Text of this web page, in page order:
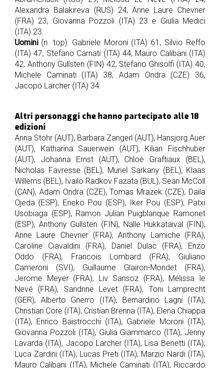
Alexandra Balakireva (RUS) 24, Anne Laure Chevrier
(FRA) 23, Giovanna Pozzoli (ITA) 23 e Giulia Medici
(ITA) 23.
Uomini (n. top): Gabriele Moroni (ITA) 61, Silvio Reffo
(ITA) 47, Stefano Carnati (ITA) 44, Mauro Calibani (ITA)
42, Anthony Gullsten (FIN) 42, Stefano Ghisolfi (ITA) 40,
Michele Caminati (ITA) 38, Adam Ondra (CZE) 36,
Jacopo Larcher (ITA) 34.
Altri personaggi che hanno partecipato alle 18
edizioni
Anna Stohr (AUT), Barbara Zangerl (AUT), Hansjorg Auer
(AUT), Katharina Sauerwein (AUT), Kilian Fischhuber
(AUT), Johanna Ernst (AUT), Chloè Graftiaux (BEL),
Nicholas Favresse (BEL), Muriel Sarkany (BEL), Klaas
Willems (BEL), Ivailo Radkov Fazata (BUL), Sean McColl
(CAN), Adam Ondra (CZE), Tomas Mrazek (CZE), Daila
Ojeda (ESP), Eneko Pou (ESP), Iker Pou (ESP), Patxi
Usobiaga (ESP), Ramon Julian Puigblanque Ramonet
(ESP), Anthony Gullsten (FIN), Nalle Hukkataival (FIN),
Anne Laure Chevrier (FRA), Anthony Lamiche (FRA),
Caroline Ciavaldini (FRA), Daniel Dulac (FRA), Enzo
Oddo (FRA), Francois Lombard (FRA), Giuliano
Cameroni (SVI), Guillaume Glairon-Mondet (FRA),
Jerome Meyer (FRA), Liv Sansoz (FRA), Mélissa le
Nevé (FRA), Sandrine Levet (FRA), Toni Lamprecht
(GER), Alberto Gnerro (ITA), Bernardino Lagni (ITA),
Christian Core (ITA), Cristian Brenna (ITA), Elena Chiappa
(ITA), Enrico Baistrocchi (ITA), Gabriele Moroni (ITA),
Giovanna Pozzoli (ITA), Giulia Giammarco (ITA), Jenny
Lavarda (ITA), Jacopo Larcher (ITA), Lisa Benetti (ITA),
Luca Zardini (ITA), Lucas Preti (ITA), Marzio Nardi (ITA),
Mauro Calibani (ITA), Michele Caminati (ITA), Riccardo